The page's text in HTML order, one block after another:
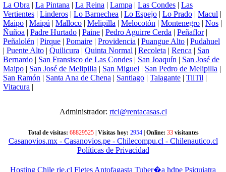
La Obra | La Pintana | La Reina | Lampa | Las Condes | Las
Vertientes | Linderos | Lo Barnechea | Lo Espejo | Lo Prado | Macul |
Maipo | Maipú | Malloco | Melipilla | Melocotón | Montenegro | Nos |
Ñuñoa | Padre Hurtado | Paine | Pedro Aguirre Cerda | Peñaflor|
Peñalolén | Pirque | Pomaire | Providencia | Puangue Alto | Pudahuel
| Puente Alto | Quilicura | Quinta Normal | Recoleta | Renca | San
Bernardo | San Fransisco de Las Condes | San Joaquín | San José de
Maipo | San José de Melipilla | San Miguel | San Pedro de Melipilla |
San Ramón | Santa Ana de Chena | Santiago | Talagante | TilTil |
Vitacura |
Administrador: rtcl@rentacasas.cl
Total de visitas: 68829525| Visitas hoy: 2954| Online: 33 visitantes
Casanovios.mx- Casanovios.pe- Chilecompu.cl - Chilenautico.cl
Políticas de Privacidad
Hosting Chile rie.cl Fletes Antofagasta Tuber�a hdpe Psiquiatra